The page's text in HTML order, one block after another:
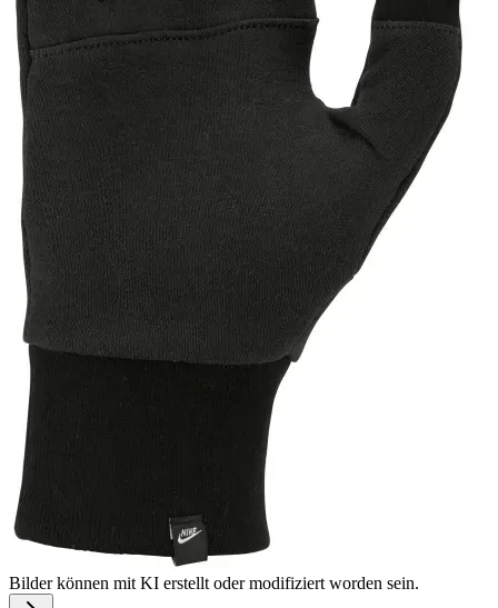
Bilder können mit KI erstellt oder modifiziert worden sein.